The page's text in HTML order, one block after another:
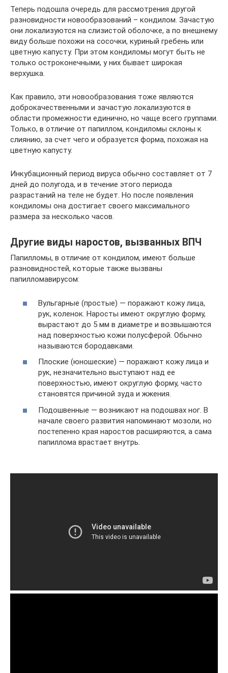
Теперь подошла очередь для рассмотрения другой
разновидности новообразований – кондилом. Зачастую
они локализуются на слизистой оболочке, а по внешнему
виду больше похожи на сосочки, куриный гребень или
цветную капусту. При этом кондиломы могут быть не
только остроконечными, у них бывает широкая
верхушка.
Как правило, эти новообразования тоже являются
доброкачественными и зачастую локализуются в
области промежности единично, но чаще всего группами.
Только, в отличие от папиллом, кондиломы склоны к
слиянию, за счет чего и образуется форма, похожая на
цветную капусту.
Инкубационный период вируса обычно составляет от 7
дней до полугода, и в течение этого периода
разрастаний на теле не будет. Но после появления
кондиломы она достигает своего максимального
размера за несколько часов.
Другие виды наростов, вызванных ВПЧ
Папилломы, в отличие от кондилом, имеют больше
разновидностей, которые также вызваны
папилломавирусом:
Вульгарные (простые) — поражают кожу лица,
рук, коленок. Наросты имеют округлую форму,
вырастают до 5 мм в диаметре и возвышаются
над поверхностью кожи полусферой. Обычно
называются бородавками.
Плоские (юношеские) — поражают кожу лица и
рук, незначительно выступают над ее
поверхностью, имеют округлую форму, часто
становятся причиной зуда и жжения.
Подошвенные — возникают на подошвах ног. В
начале своего развития напоминают мозоли, но
постепенно края наростов расширяются, а сама
папиллома врастает внутрь.